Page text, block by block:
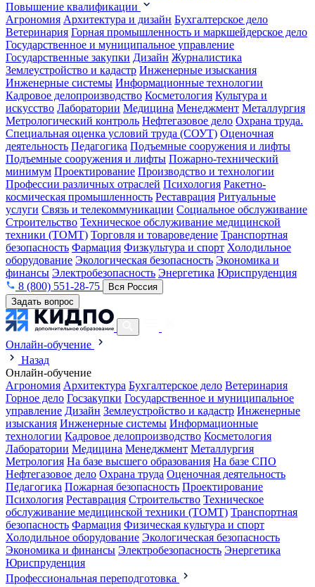
Повышение квалификации
Агрономия Архитектура и дизайн Бухгалтерское дело
Ветеринария Горная промышленность и маркшейдерское дело
Государственное и муниципальное управление
Государственные закупки Дизайн Журналистика
Землеустройство и кадастр Инженерные изыскания
Инженерные системы Информационные технологии
Кадровое делопроизводство Косметология Культура и
искусство Лаборатории Медицина Менеджмент Металлургия
Метрологический контроль Нефтегазовое дело Охрана труда.
Специальная оценка условий труда (СОУТ) Оценочная
деятельность Педагогика Подъемные сооружения и лифты
Подъемные сооружения и лифты Пожарно-технический
минимум Проектирование Производство и технологии
Профессии различных отраслей Психология Ракетно-
космическая промышленность Реставрация Ритуальные
услуги Связь и телекоммуникации Социальное обслуживание
Строительство Техническое обслуживание медицинской
техники (ТОМТ) Торговля и товароведение Транспортная
безопасность Фармация Физкультура и спорт Холодильное
оборудование Экологическая безопасность Экономика и
финансы Электробезопасность Энергетика Юриспруденция
8 (800) 551-28-75
Вся Россия
Задать вопрос
Онлайн-обучение
Назад
Онлайн-обучение
Агрономия Архитектура Бухгалтерское дело Ветеринария
Горное дело Госзакупки Государственное и муниципальное
управление Дизайн Землеустройство и кадастр Инженерные
изыскания Инженерные системы Информационные
технологии Кадровое делопроизводство Косметология
Лаборатории Медицина Менеджмент Металлургия
Метрология На базе высшего образования На базе СПО
Нефтегазовое дело Охрана труда Оценочная деятельность
Педагогика Пожарная безопасность Проектирование
Психология Реставрация Строительство Техническое
обслуживание медицинской техники (ТОМТ) Транспортная
безопасность Фармация Физическая культура и спорт
Холодильное оборудование Экологическая безопасность
Экономика и финансы Электробезопасность Энергетика
Юриспруденция
Профессиональная переподготовка